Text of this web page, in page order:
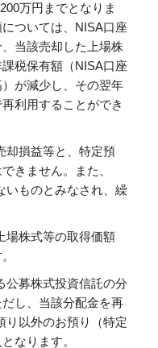
万円までとなりま
ついては、NISA口座
当該売却した上場株
税保有額（NISA口座
が減少し、その翌年
利用することができ
却損益等と、特定預
きません。また、
いものとみなされ、繰
場株式等の取得価額
公募株式投資信託の分
し、当該分配金を再
り以外のお預り（特定
なります。